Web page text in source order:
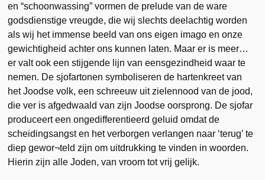
en “schoonwassing” vormen de prelude van de ware
godsdienstige vreugde, die wij slechts deelachtig worden
als wij het immense beeld van ons eigen imago en onze
gewichtigheid achter ons kunnen laten. Maar er is meer…
er valt ook een stijgende lijn van eensgezindheid waar te
nemen. De sjofartonen symboliseren de hartenkreet van
het Joodse volk, een schreeuw uit zielennood van de jood,
die ver is afgedwaald van zijn Joodse oorsprong. De sjofar
produceert een ongedifferentieerd geluid omdat de
scheidingsangst en het verborgen verlangen naar ‘terug’ te
diep gewor¬teld zijn om uitdrukking te vinden in woorden.
Hierin zijn alle Joden, van vroom tot vrij gelijk.